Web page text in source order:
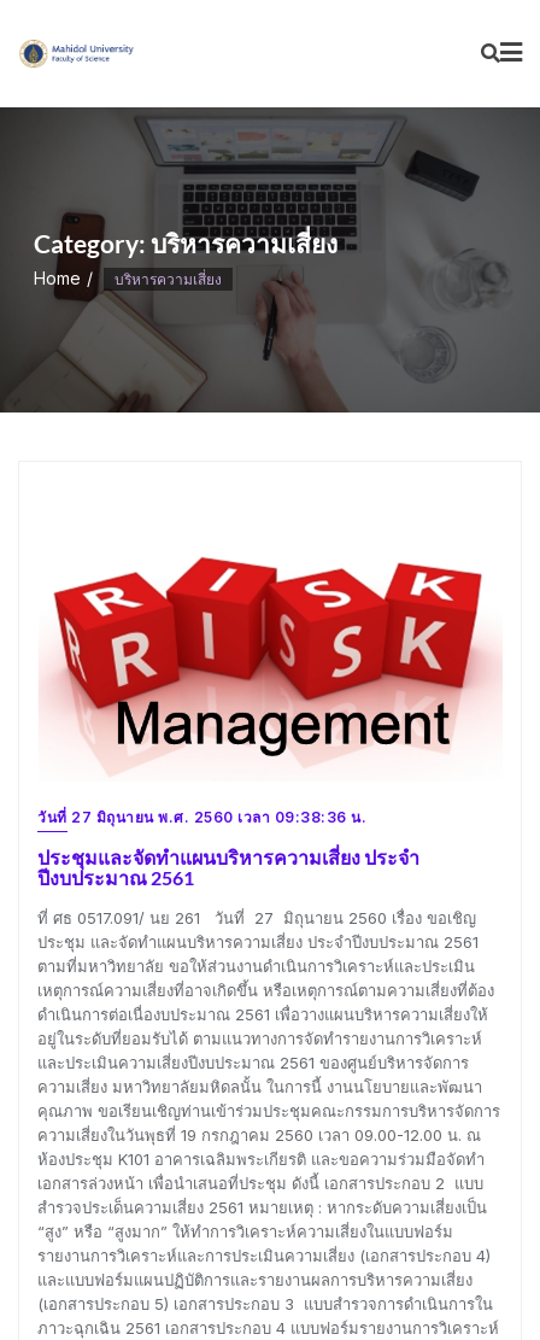
content
Category: บริหารความเสี่ยง
Home บริหารความเสี่ยง
วันที่ 27 มิถุนายน พ.ศ. 2560 เวลา 09:38:36 น.
ประชุมและจัดทำแผนบริหารความเสี่ยง ประจำ
ปีงบประมาณ 2561
ที่ ศธ 0517.091/ นย 261 วันที่ 27 มิถุนายน 2560 เรื่อง ขอเชิญ
ประชุม และจัดทำแผนบริหารความเสี่ยง ประจำปีงบประมาณ 2561
ตามที่มหาวิทยาลัย ขอให้ส่วนงานดำเนินการวิเคราะห์และประเมิน
เหตุการณ์ความเสี่ยงที่อาจเกิดขึ้น หรือเหตุการณ์ตามความเสี่ยงที่ต้อง
ดำเนินการต่อเนื่องบประมาณ 2561 เพื่อวางแผนบริหารความเสี่ยงให้
อยู่ในระดับที่ยอมรับได้ ตามแนวทางการจัดทำรายงานการวิเคราะห์
และประเมินความเสี่ยงปีงบประมาณ 2561 ของศูนย์บริหารจัดการ
ความเสี่ยง มหาวิทยาลัยมหิดลนั้น ในการนี้ งานนโยบายและพัฒนา
คุณภาพ ขอเรียนเชิญท่านเข้าร่วมประชุมคณะกรรมการบริหารจัดการ
ความเสี่ยงในวันพุธที่ 19 กรกฎาคม 2560 เวลา 09.00-12.00 น. ณ
ห้องประชุม K101 อาคารเฉลิมพระเกียรติ และขอความร่วมมือจัดทำ
เอกสารล่วงหน้า เพื่อนำเสนอที่ประชุม ดังนี้ เอกสารประกอบ 2 แบบ
สำรวจประเด็นความเสี่ยง 2561 หมายเหตุ : หากระดับความเสี่ยงเป็น
“สูง” หรือ “สูงมาก” ให้ทำการวิเคราะห์ความเสี่ยงในแบบฟอร์ม
รายงานการวิเคราะห์และการประเมินความเสี่ยง (เอกสารประกอบ 4)
และแบบฟอร์มแผนปฏิบัติการและรายงานผลการบริหารความเสี่ยง
(เอกสารประกอบ 5) เอกสารประกอบ 3 แบบสำรวจการดำเนินการใน
ภาวะฉุกเฉิน 2561 เอกสารประกอบ 4 แบบฟอร์มรายงานการวิเคราะห์